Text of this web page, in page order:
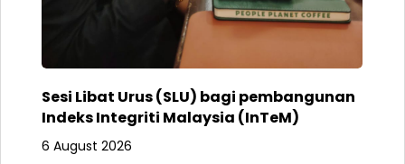
Sesi Libat Urus (SLU) bagi pembangunan
Indeks Integriti Malaysia (InTeM)
6 August 2026